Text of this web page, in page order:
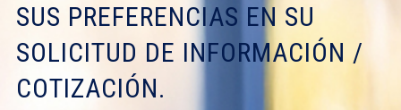
SUS PREFERENCIAS EN SU
SOLICITUD DE INFORMACIÓN /
COTIZACIÓN.